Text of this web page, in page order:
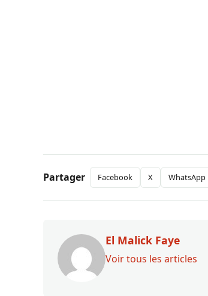
Partager Facebook X WhatsApp
El Malick Faye
Voir tous les articles